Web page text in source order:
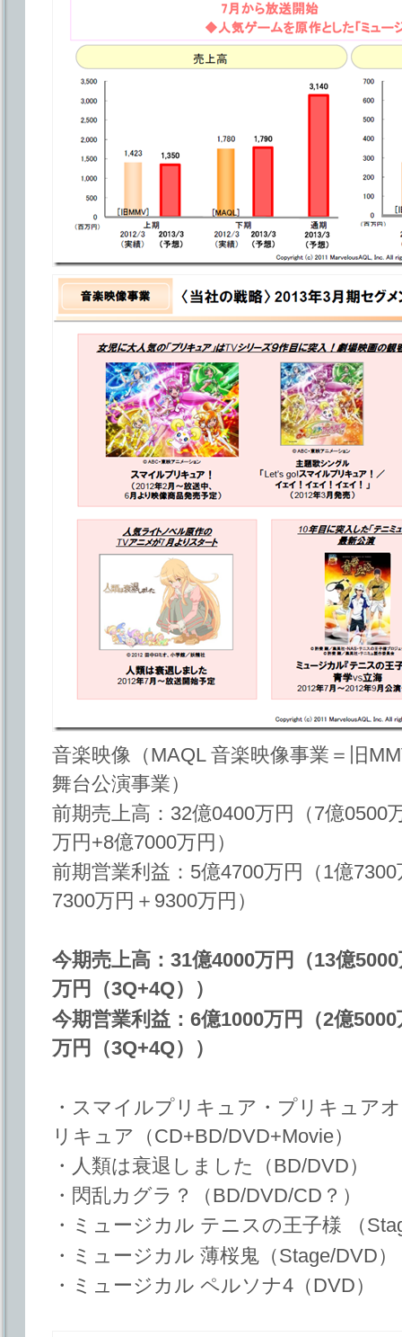
音楽映像（MAQL 音楽映像事業＝旧
舞台公演事業）
前期売上高：32億0400万円（7億0500
万円+8億7000万円）
前期営業利益：5億4700万円（1億
7300万円＋9300万円）
今期売上高：31億4000万円（13億
万円（3Q+4Q））
今期営業利益：6億1000万円（2億
万円（3Q+4Q））
・スマイルプリキュア・プリキュア
リキュア（CD+BD/DVD+Movie）
・人類は衰退しました（BD/DVD）
・閃乱カグラ？（BD/DVD/CD？）
・ミュージカル テニスの王子様 （
・ミュージカル 薄桜鬼（Stage/DVD）
・ミュージカル ペルソナ4（DVD）